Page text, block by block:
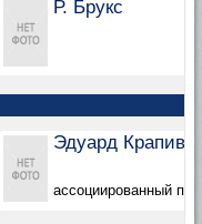
Р. Брукс
Эдуард
ассоциированный